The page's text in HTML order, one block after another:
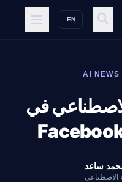
EN
AI NEWS
في
ساعد
الاصطناعي